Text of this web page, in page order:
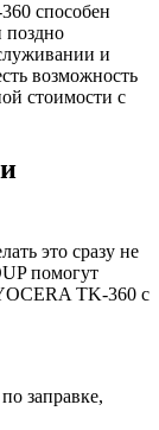
способен
поздно
и
возможность
стоимости с
это сразу не
помогут
TK-360 с
заправке,